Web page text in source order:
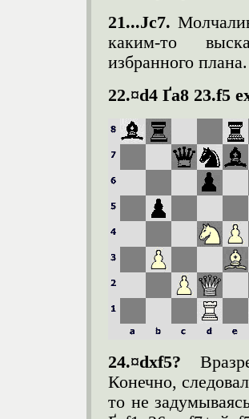
21...Јc7.
каким-то
избранного плана.
22.¤d4 Ґa8 23.f5
24.¤dxf5?
Конечно,
то не